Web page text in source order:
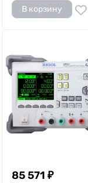
В корзину
85 571 ₽